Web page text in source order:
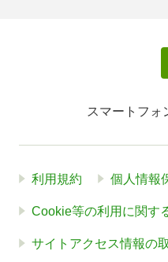
スマートフォ
利用規約 個人情報
Cookie等の利用に関す
サイトアクセス情報の